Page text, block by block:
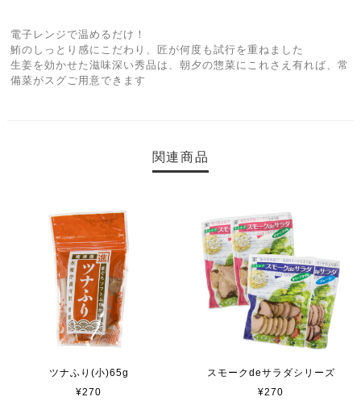
電子レンジで温めるだけ！
鮪のしっとり感にこだわり、匠が何度も試行を重ねました
生姜を効かせた滋味深い秀品は、朝夕の惣菜にこれさえ有れば、常
備菜がスグご用意できます
関連商品
ツナふり(小)65g
¥270
スモークdeサラダシリーズ
¥270